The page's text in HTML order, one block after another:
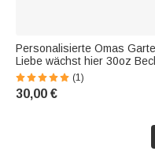
Personalisierte Omas
Liebe wächst hier 30oz
mit Geburt Blumen Muttertag
Geburtstag Geschenk für
Mama Oma
(1)
30,00 €